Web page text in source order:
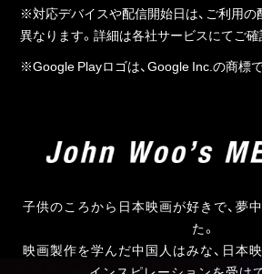
※対応デバイスや配信開始日は、ご利用
異なります。詳細は各社サービスにてご確
※Google Playロゴは、Google Inc.の商標で
子供のころから日本映画が好きで、夢
た。
映画製作を学んだ中国人はみな、日本